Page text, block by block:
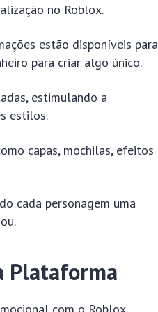
no Roblox.
estão disponíveis para
para criar algo único.
estimulando a
estilos.
capas, mochilas, efeitos
cada personagem uma
Plataforma
com o Roblox.